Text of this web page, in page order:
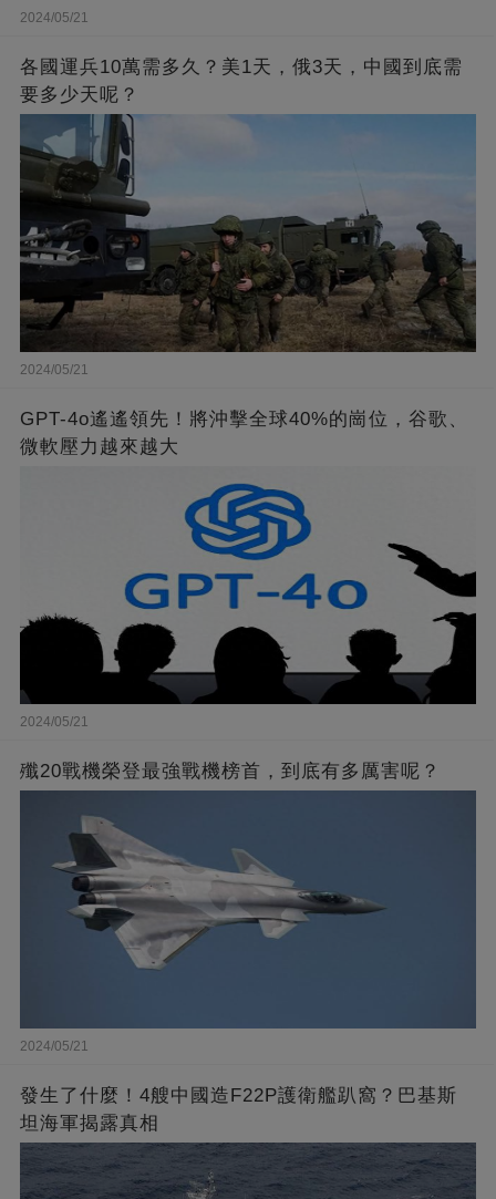
2024/05/21
各國運兵10萬需多久？美1天，俄3天，中國到底需
要多少天呢？
2024/05/21
GPT-4o遙遙領先！將沖擊全球40%的崗位，谷歌、
微軟壓力越來越大
2024/05/21
殲20戰機榮登最強戰機榜首，到底有多厲害呢？
2024/05/21
發生了什麼！4艘中國造F22P護衛艦趴窩？巴基斯
坦海軍揭露真相